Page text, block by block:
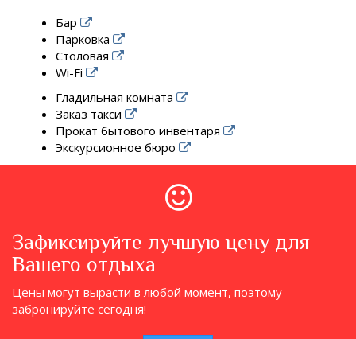
Бар
Парковка
Столовая
Wi-Fi
Гладильная комната
Заказ такси
Прокат бытового инвентаря
Экскурсионное бюро
Зафиксируйте лучшую цену для
Вашего отдыха
Цены могут вырасти в любой момент, поэтому
забронируйте сегодня!